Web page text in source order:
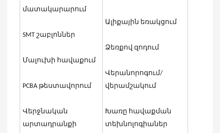
մատակարարում
SMT շաբլոններ
Մալուխի հավաքում
PCBA թեստավորում
Վերջնական
արտադրանքի
Ալիքային եռակցում
Ձեռքով զոդում
Վերանորոգում/
վերամշակում
Խառը հավաքման
տեխնոլոգիաներ